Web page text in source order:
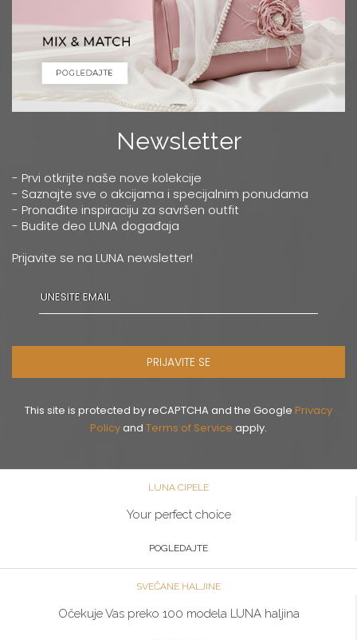
Newsletter
- Prvi otkrijte naše nove kolekcije
- Saznajte sve o akcijama i specijalnim ponudama
- Pronađite inspiraciju za savršen outfit
- Budite deo LUNA događaja
Prijavite se na LUNA newsletter!
PRIJAVITE SE
This site is protected by reCAPTCHA and the Google Privacy
Policyand Terms of Service apply.
LUNA CIPELE
Your perfect choice
POGLEDAJTE
SVEČANE HALJINE
Očekuje Vas preko 100 modela LUNA haljina